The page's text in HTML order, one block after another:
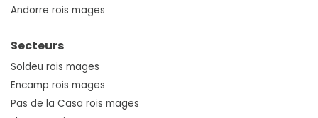
Andorre rois mages
Secteurs
Soldeu rois mages
Encamp rois mages
Pas de la Casa rois mages